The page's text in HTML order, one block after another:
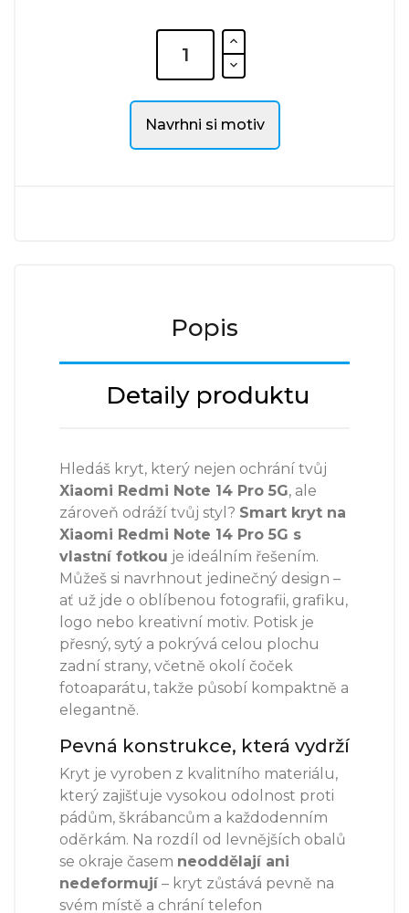
Navrhni si motiv
Popis
Detaily produktu
Hledáš kryt, který nejen ochrání tvůj
Xiaomi Redmi Note 14 Pro 5G, ale
zároveň odráží tvůj styl? Smart kryt na
Xiaomi Redmi Note 14 Pro 5G s
vlastní fotkou je ideálním řešením.
Můžeš si navrhnout jedinečný design –
ať už jde o oblíbenou fotografii, grafiku,
logo nebo kreativní motiv. Potisk je
přesný, sytý a pokrývá celou plochu
zadní strany, včetně okolí čoček
fotoaparátu, takže působí kompaktně a
elegantně.
Pevná konstrukce, která vydrží
Kryt je vyroben z kvalitního materiálu,
který zajišťuje vysokou odolnost proti
pádům, škrábancům a každodenním
oděrkám. Na rozdíl od levnějších obalů
se okraje časem neoddělají ani
nedeformují – kryt zůstává pevně na
svém místě a chrání telefon